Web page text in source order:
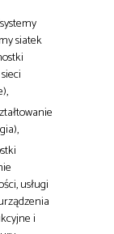
siatek
usługi
i